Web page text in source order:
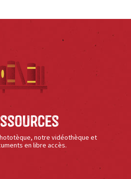
notre vidéothèque et
en libre accès.